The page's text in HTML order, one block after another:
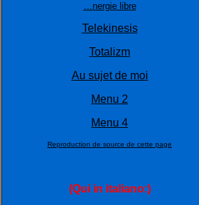
…nergie libre
Telekinesis
Totalizm
Au sujet de moi
Menu 2
Menu 4
Reproduction de source de cette page
(Qui in italiano:)